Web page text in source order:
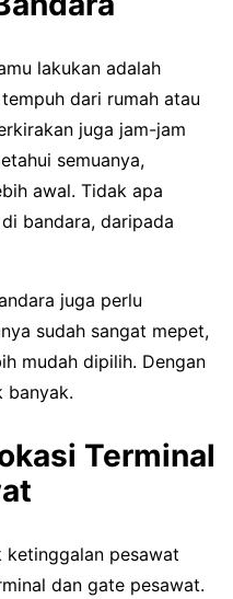
lakukan adalah
dari rumah atau
juga jam-jam
semuanya,
awal. Tidak apa
bandara, daripada
juga perlu
sudah sangat mepet,
mudah dipilih. Dengan
banyak.
Terminal
ketinggalan pesawat
dan gate pesawat.